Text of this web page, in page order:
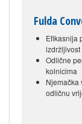
Fulda
Efikasnija
izdržljivost
Odlične
kolnicima
Njemačka
odličnu